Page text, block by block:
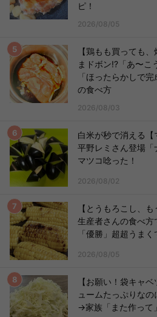
ピ！
2026/08/05
【鶏もも買っても
まドボン!?「あ〜こ
「ほったらかしで
の食べ方
2026/08/03
白米が秒で消える
平野レミさん登場「
マツコ唸った！
2026/08/02
【とうもろこし、
生産者さんの食べ方
「優勝」超超うま
2026/08/05
【お願い！袋キャ
ュームたっぷりな
→家族「また作って